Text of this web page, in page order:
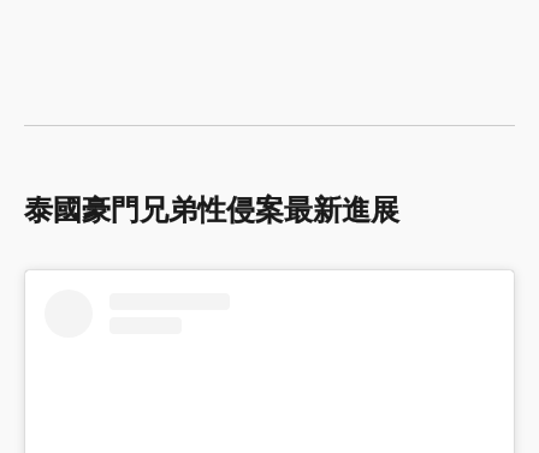
泰國豪門兄弟性侵案最新進展